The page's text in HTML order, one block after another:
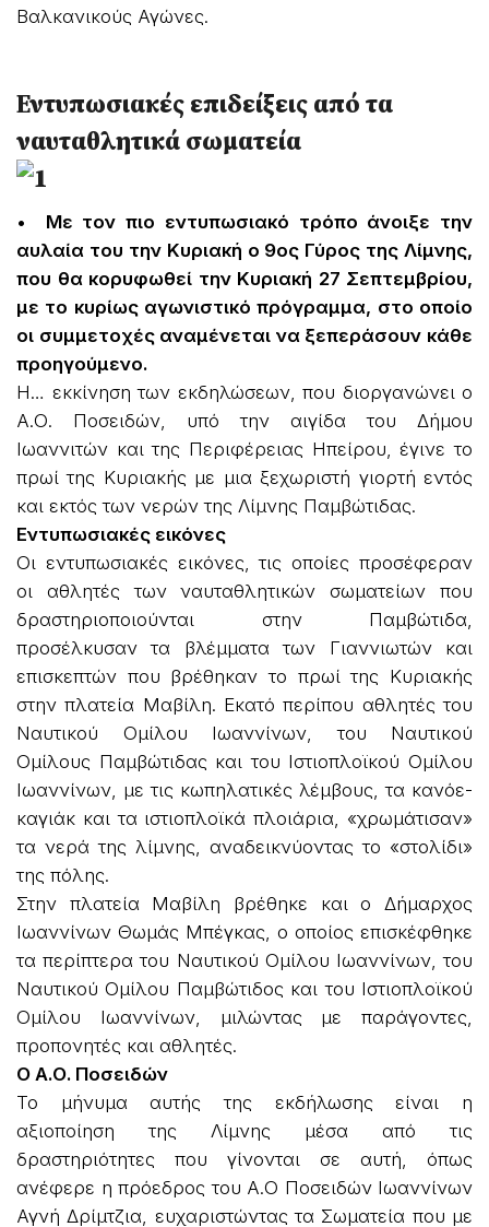
Βαλκανικούς Αγώνες.
Εντυπωσιακές επιδείξεις από τα
ναυταθλητικά σωματεία
• Με τον πιο εντυπωσιακό τρόπο άνοιξε την
αυλαία του την Κυριακή ο 9ος Γύρος της Λίμνης,
που θα κορυφωθεί την Κυριακή 27 Σεπτεμβρίου,
με το κυρίως αγωνιστικό πρόγραμμα, στο οποίο
οι συμμετοχές αναμένεται να ξεπεράσουν κάθε
προηγούμενο.
Η… εκκίνηση των εκδηλώσεων, που διοργανώνει ο
Α.Ο. Ποσειδών, υπό την αιγίδα του Δήμου
Ιωαννιτών και της Περιφέρειας Ηπείρου, έγινε το
πρωί της Κυριακής με μια ξεχωριστή γιορτή εντός
και εκτός των νερών της Λίμνης Παμβώτιδας.
Εντυπωσιακές εικόνες
Οι εντυπωσιακές εικόνες, τις οποίες προσέφεραν
οι αθλητές των ναυταθλητικών σωματείων που
δραστηριοποιούνται στην Παμβώτιδα,
προσέλκυσαν τα βλέμματα των Γιαννιωτών και
επισκεπτών που βρέθηκαν το πρωί της Κυριακής
στην πλατεία Μαβίλη. Εκατό περίπου αθλητές του
Ναυτικού Ομίλου Ιωαννίνων, του Ναυτικού
Ομίλους Παμβώτιδας και του Ιστιοπλοϊκού Ομίλου
Ιωαννίνων, με τις κωπηλατικές λέμβους, τα κανόε-
καγιάκ και τα ιστιοπλοϊκά πλοιάρια, «χρωμάτισαν»
τα νερά της λίμνης, αναδεικνύοντας το «στολίδι»
της πόλης.
Στην πλατεία Μαβίλη βρέθηκε και ο Δήμαρχος
Ιωαννίνων Θωμάς Μπέγκας, ο οποίος επισκέφθηκε
τα περίπτερα του Ναυτικού Ομίλου Ιωαννίνων, του
Ναυτικού Ομίλου Παμβώτιδος και του Ιστιοπλοϊκού
Ομίλου Ιωαννίνων, μιλώντας με παράγοντες,
προπονητές και αθλητές.
Ο Α.Ο. Ποσειδών
Το μήνυμα αυτής της εκδήλωσης είναι η
αξιοποίηση της Λίμνης μέσα από τις
δραστηριότητες που γίνονται σε αυτή, όπως
ανέφερε η πρόεδρος του Α.Ο Ποσειδών Ιωαννίνων
Αγνή Δρίμτζια, ευχαριστώντας τα Σωματεία που με